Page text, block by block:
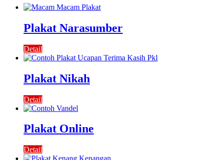
Plakat Narasumber
Detail
Plakat Nikah
Detail
Plakat Online
Detail